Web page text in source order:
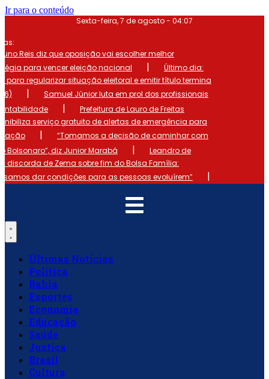
Ir para o conteúdo
Sexta-feira, 7 de agosto - 04:07
Reis diz que oposição vai escolher melhor
para vencer eleição nacional
|
Último dia:
para regularizar situação eleitoral e emitir título termina
|
Samuel Júnior luta em prol dos profissionais
|
Prefeitura de Lauro de Freitas
serviço gratuito de alertas de emergência para
|
“Tomamos a decisão de caminhar com
Bolsonaro”, diz Junior Marabá
|
Leandro de
discorda de Zema sobre fim do Bolsa Família:
dar condições para as pessoas evoluírem”
|
Últimas Notícias
Política
Bahia
Esportes
Economia
Educação
Saúde
Justiça
Brasil
Cultura